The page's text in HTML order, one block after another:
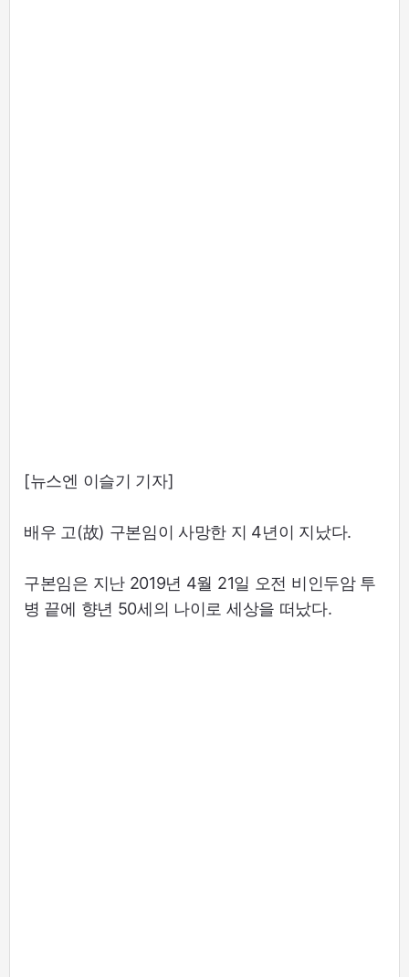
[뉴스엔 이슬기 기자]
배우 고(故) 구본임이 사망한 지 4년이 지났다.
구본임은 지난 2019년 4월 21일 오전 비인두암 투
병 끝에 향년 50세의 나이로 세상을 떠났다.